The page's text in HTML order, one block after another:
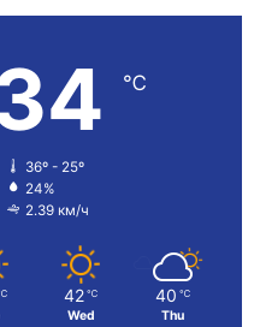
℃
36º - 25º
24%
2.39 км/ч
42 ℃
Wed
40 ℃
Thu